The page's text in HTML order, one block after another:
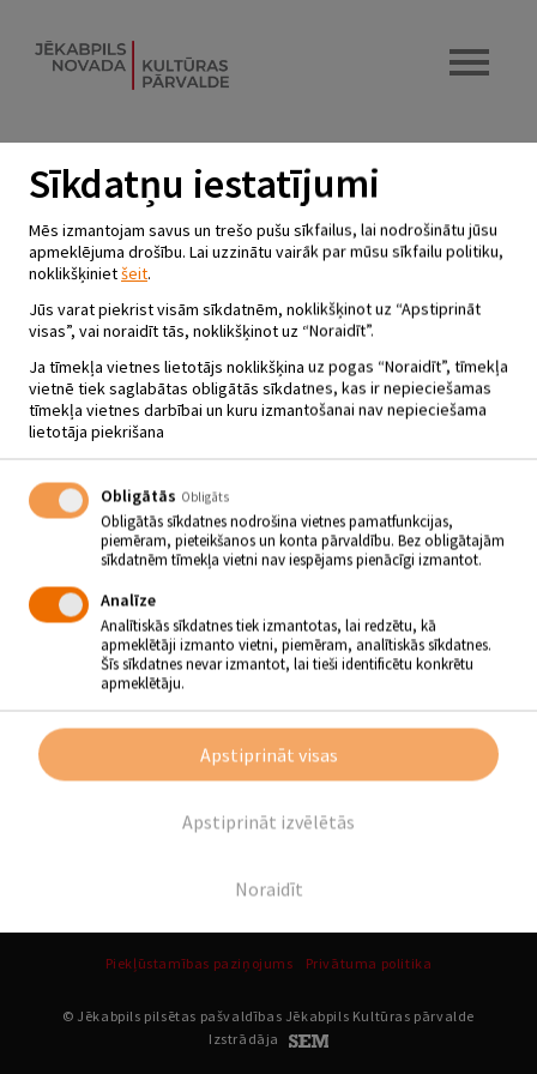
IELĪGOŠANAS PASĀKUMS KOPĀ
AR FOLKLORAS KOPU
“DIGNŌJĪŠI” PIE DAUGAVAS
21.06.2022 - plkst.18.00
Dignājas brīvdabas estrāde
21.06. plkst. 18.00
Ielīgošanas pasākums – kopā ar folkloras kopu “Dignōjīši” .
PASĀKUMS NORISINĀSIES ATPŪTAS VIETĀ PIE DAUGAVAS!
Atpakaļ
SEKO MUMS
Piekļūstamības paziņojums Privātuma politika
© Jēkabpils pilsētas pašvaldības Jēkabpils Kultūras pārvalde
Izstrādāja
Sīkdatņu iestatījumi
Mēs izmantojam savus un trešo pušu sīkfailus, lai nodrošinātu jūsu
apmeklējuma drošību. Lai uzzinātu vairāk par mūsu sīkfailu politiku,
noklikšķinietšeit.
Jūs varat piekrist visām sīkdatnēm, noklikšķinot uz “Apstiprināt
visas”, vai noraidīt tās, noklikšķinot uz “Noraidīt”.
Ja tīmekļa vietnes lietotājs noklikšķina uz pogas “Noraidīt”, tīmekļa
vietnē tiek saglabātas obligātās sīkdatnes, kas ir nepieciešamas
tīmekļa vietnes darbībai un kuru izmantošanai nav nepieciešama
lietotāja piekrišana
Obligātās Obligāts
Obligātās sīkdatnes nodrošina vietnes pamatfunkcijas,
piemēram, pieteikšanos un konta pārvaldību. Bez obligātajām
sīkdatnēm tīmekļa vietni nav iespējams pienācīgi izmantot.
Analīze
Analītiskās sīkdatnes tiek izmantotas, lai redzētu, kā
apmeklētāji izmanto vietni, piemēram, analītiskās sīkdatnes.
Šīs sīkdatnes nevar izmantot, lai tieši identificētu konkrētu
apmeklētāju.
Noraidīt
Apstiprināt izvēlētās
Apstiprināt visas